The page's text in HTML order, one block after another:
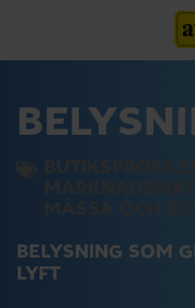
BELYSNING SOM
LYFT